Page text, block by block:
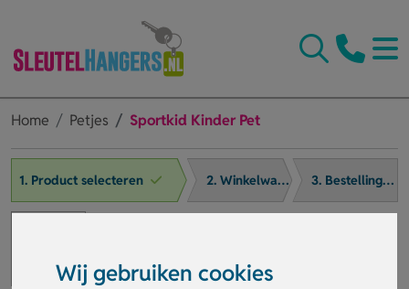
Wij gebruiken cookies
Home Petjes Sportkid Kinder Pet
1. Product selecteren 2. Winkelwagen 3. Bestelling afronden